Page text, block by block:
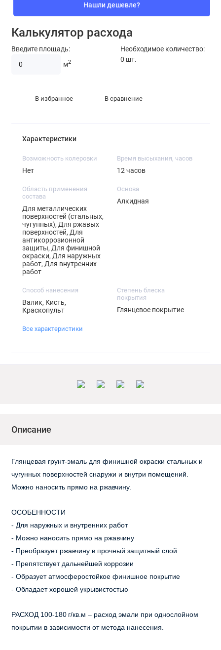
Нашли дешевле?
Калькулятор расхода
Введите площадь:
м2
Необходимое количество:
0 шт.
В избранное В сравнение
Характеристики
Возможность колеровки
Нет
Время высыхания, часов
12 часов
Область применения
состава
Для металлических
поверхностей (стальных,
чугунных), Для ржавых
поверхностей, Для
антикоррозионной
защиты, Для финишной
окраски, Для наружных
работ, Для внутренних
работ
Основа
Алкидная
Способ нанесения
Валик, Кисть,
Краскопульт
Степень блеска
покрытия
Глянцевое покрытие
Все характеристики
Описание
Глянцевая грунт-эмаль для финишной окраски стальных и
чугунных поверхностей снаружи и внутри помещений.
Можно наносить прямо на ржавчину.
ОСОБЕННОСТИ
- Для наружных и внутренних работ
- Можно наносить прямо на ржавчину
- Преобразует ржавчину в прочный защитный слой
- Препятствует дальнейшей коррозии
- Образует атмосферостойкое финишное покрытие
- Обладает хорошей укрывистостью
РАСХОД 100-180 г/кв.м – расход эмали при однослойном
покрытии в зависимости от метода нанесения.